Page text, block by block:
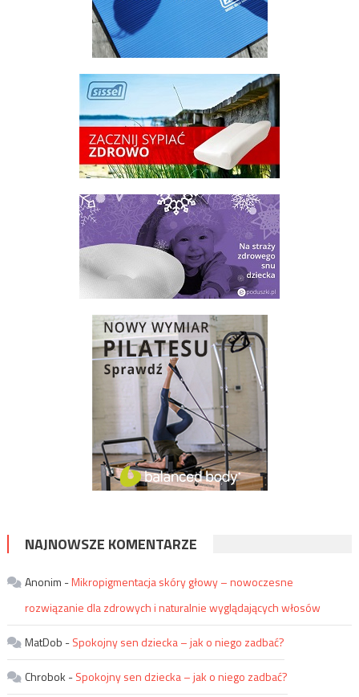
NAJNOWSZE KOMENTARZE
Anonim -Mikropigmentacja skóry głowy – nowoczesne
rozwiązanie dla zdrowych i naturalnie wyglądających włosów
MatDob -Spokojny sen dziecka – jak o niego zadbać?
Chrobok -Spokojny sen dziecka – jak o niego zadbać?